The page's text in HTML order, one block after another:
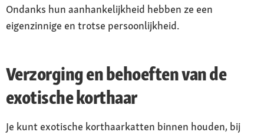
Ondanks hun aanhankelijkheid hebben ze een
eigenzinnige en trotse persoonlijkheid.
Verzorging en behoeften van de
exotische korthaar
Je kunt exotische korthaarkatten binnen houden, bij